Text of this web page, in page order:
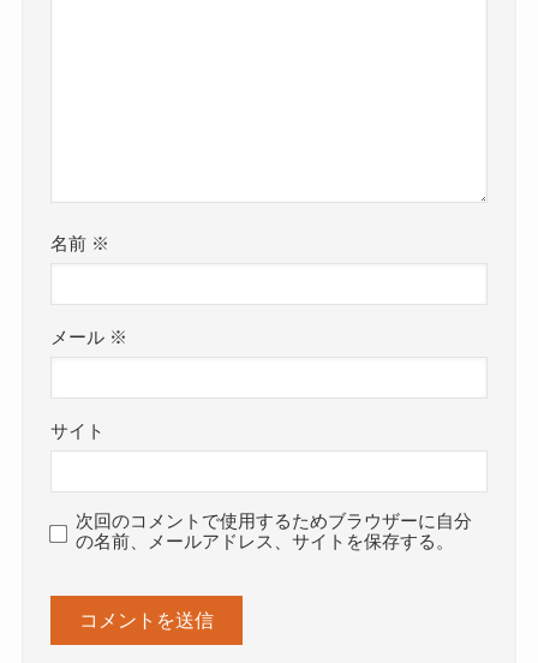
名前 ※
メール ※
サイト
次回のコメントで使用するためブラウザーに自分
の名前、メールアドレス、サイトを保存する。